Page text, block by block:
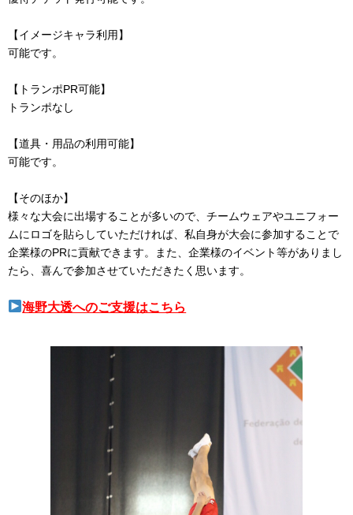
【イメージキャラ利用】
可能です。
【トランポPR可能】
トランポなし
【道具・用品の利用可能】
可能です。
【そのほか】
様々な大会に出場することが多いので、チームウェアやユニフォー
ムにロゴを貼らしていただければ、私自身が大会に参加することで
企業様のPRに貢献できます。また、企業様のイベント等がありまし
たら、喜んで参加させていただきたく思います。
海野大透へのご支援はこちら